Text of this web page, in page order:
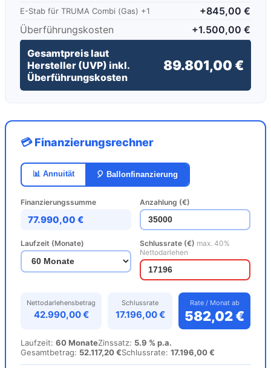
E-Stab für TRUMA Combi (Gas) +1
+845,00 €
Überführungskosten
+1.500,00 €
Gesamtpreis laut
Hersteller (UVP) inkl.
Überführungskosten
89.801,00 €
💳 Finanzierungsrechner
📊 Annuität 🎈 Ballonfinanzierung
Finanzierungssumme
77.990,00 €
Anzahlung (€)
Laufzeit (Monate) Schlussrate (€) max. 40%
Nettodarlehen
Nettodarlehensbetrag
42.990,00 €
Schlussrate
17.196,00 €
Rate / Monat ab
582,02 €
Laufzeit: 60 MonateZinssatz: 5.9 % p.a.
Gesamtbetrag: 52.117,20 €Schlussrate: 17.196,00 €